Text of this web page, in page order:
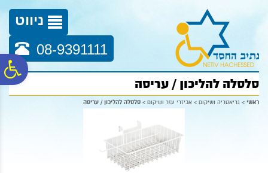
ניווט
08-9391111
סלסלה להליכון / עריסה
ראשי > גריאטריה ושיקום > אביזרי עזר ושיקום > סלסלה להליכון / עריסה